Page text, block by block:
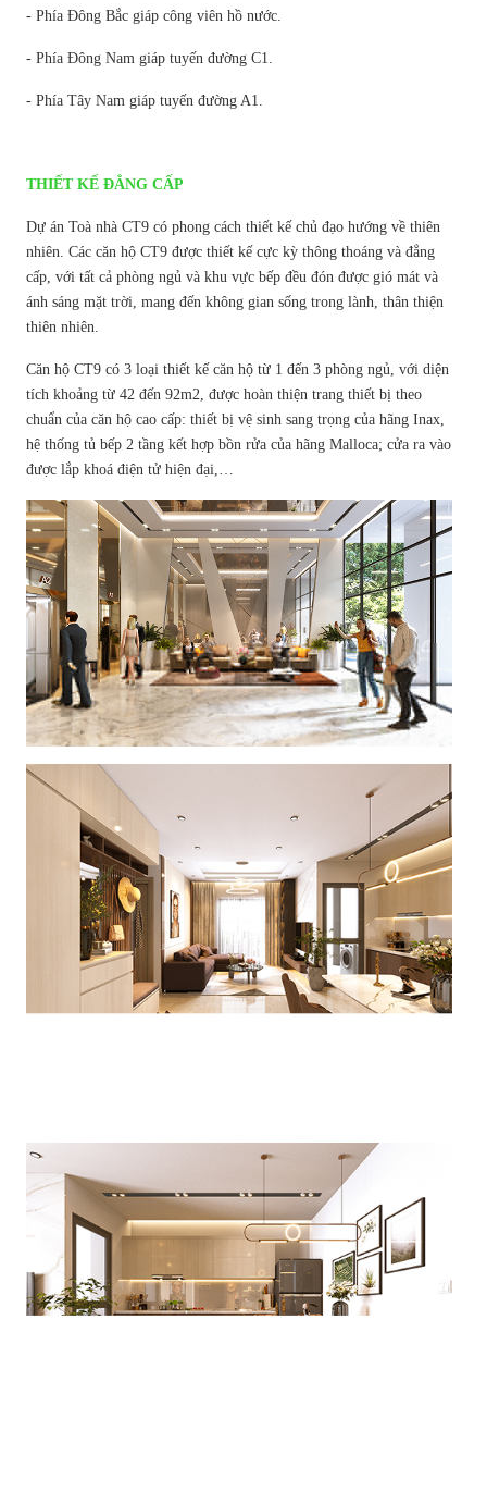
- Phía Đông Bắc giáp công viên hồ nước.
- Phía Đông Nam giáp tuyến đường C1.
- Phía Tây Nam giáp tuyến đường A1.
THIẾT KẾ ĐẲNG CẤP
Dự án Toà nhà CT9 có phong cách thiết kế chủ đạo hướng về thiên
nhiên. Các căn hộ CT9 được thiết kế cực kỳ thông thoáng và đẳng
cấp, với tất cả phòng ngủ và khu vực bếp đều đón được gió mát và
ánh sáng mặt trời, mang đến không gian sống trong lành, thân thiện
thiên nhiên.
Căn hộ CT9 có 3 loại thiết kế căn hộ từ 1 đến 3 phòng ngủ, với diện
tích khoảng từ 42 đến 92m2, được hoàn thiện trang thiết bị theo
chuẩn của căn hộ cao cấp: thiết bị vệ sinh sang trọng của hãng Inax,
hệ thống tủ bếp 2 tầng kết hợp bồn rửa của hãng Malloca; cửa ra vào
được lắp khoá điện tử hiện đại,…